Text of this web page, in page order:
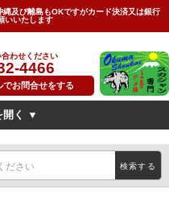
及び離島もOKですがカード決済又は銀行
いいたします
わせください
4466
でお問合せをする
開く ▼
Sukajan)
その他の柄(others)
model)
検索する